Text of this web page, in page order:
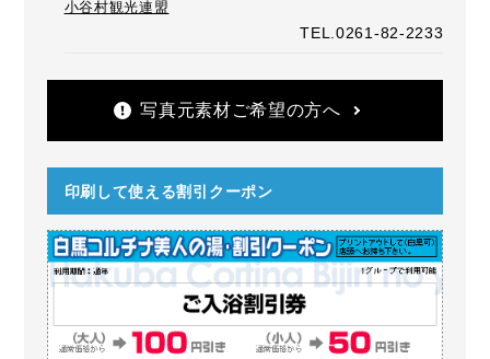
小谷村観光連盟
TEL.0261-82-2233
写真元素材ご希望の方へ
印刷して使える割引クーポン